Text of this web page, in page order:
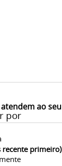
ao
por
recente primeiro)